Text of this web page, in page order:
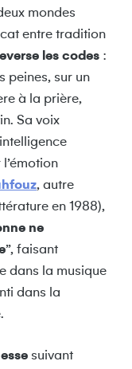
mondes
entre tradition
les codes :
peines, sur un
à la prière,
Sa voix
, autre
en 1988),
ne
”, faisant
dans la musique
dans la
suivant